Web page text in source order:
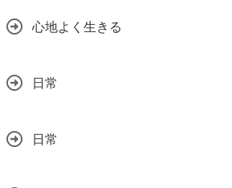
心地よく生きる
日常
日常